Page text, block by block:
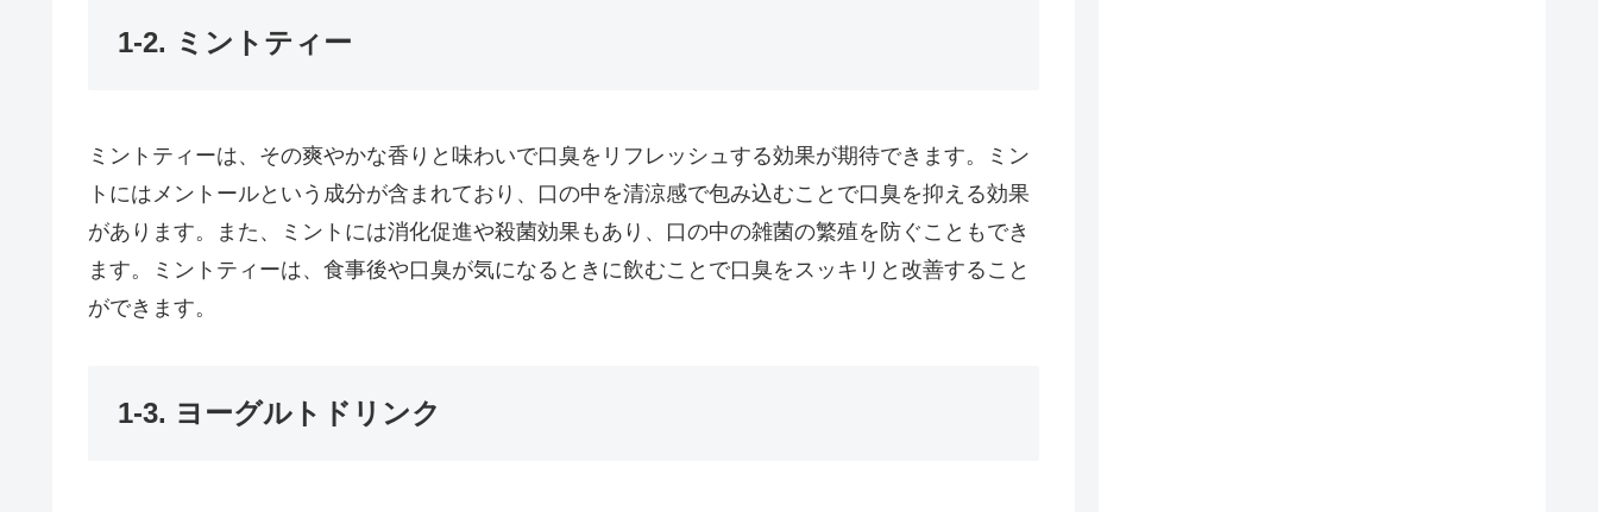
1-2. ミントティー
ミントティーは、その爽やかな香りと味わいで口臭をリフレッシュする効果が期待できます。ミン
トにはメントールという成分が含まれており、口の中を清涼感で包み込むことで口臭を抑える効果
があります。また、ミントには消化促進や殺菌効果もあり、口の中の雑菌の繁殖を防ぐこともでき
ます。ミントティーは、食事後や口臭が気になるときに飲むことで口臭をスッキリと改善すること
ができます。
1-3. ヨーグルトドリンク